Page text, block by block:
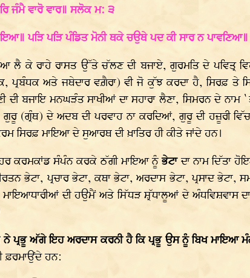
ਜੰਮੈ ਵਾਰੋ ਵਾਰ॥ ਸਲੋਕ ਮ: ੩
ਮਾਇਆ॥ ਪੜਿ ਪੜਿ ਪੰਡਿਤ ਮੋਨੀ ਥਕੇ ਚਉਥੇ ਪਦ ਕੀ ਸਾਰ ਨ
ਲੈ ਕੇ ਰਾਹੇ ਰਾਸਤ ਉੱਤੇ ਚੱਲਣ ਦੀ ਬਜਾਏ, ਗੁਰਮਤਿ ਦੇ ਪਵਿਤ੍ਰ
ਪ੍ਰਬੰਧਕ ਅਤੇ ਜਥੇਦਾਰ ਵਗ਼ੈਰਾ) ਵੀ ਜੋ ਕੁੱਝ ਕਰਦਾ ਹੈ, ਸਿਰਫ਼
ਦੀ ਬਜਾਇ ਮਨਘੜੰਤ ਸਾਖੀਆਂ ਦਾ ਸਹਾਰਾ ਲੈਣਾ, ਸਿਮਰਨ ਦੇ
ਗੁਰੂ (ਗ੍ਰੰਥ) ਦੇ ਅਦਬ ਦੀ ਪਰਵਾਹ ਨਾ ਕਰਦਿਆਂ, ਗੁਰੂ ਦੀ ਹਜ਼ੂਰੀ
ਸਿਰਫ਼ ਮਾਇਆ ਦੇ ਸੁਆਰਥ ਦੀ ਖ਼ਾਤਿਰ ਹੀ ਕੀਤੇ ਜਾਂਦੇ ਹਨ।
ਕਰਮਕਾਂਡ ਸੰਪੰਨ ਕਰਕੇ ਠੱਗੀ ਮਾਇਆ ਨੂੰਭੇਟਾਦਾ ਨਾਮ ਦਿੱਤਾ
ਭੇਟਾ, ਪ੍ਰਚਾਰ ਭੇਟਾ, ਕਥਾ ਭੇਟਾ, ਅਰਦਾਸ ਭੇਟਾ, ਪ੍ਰਸਾਦ
ਦੀ ਹਉਮੈਂ ਅਤੇ ਸਿੱਧੜ ਸ਼੍ਰੱਧਾਲੂਆਂ ਦੇ ਅੰਧਵਿਸ਼ਵਾਸ
ਨੇ ਪ੍ਰਭੂ ਅੱਗੇ ਇਹ ਅਰਦਾਸ ਕਰਨੀ ਹੈ ਕਿ ਪ੍ਰਭੂ ਉਸ ਨੂੰ ਬਿਖ
ਫ਼ਰਮਾਉਂਦੇ ਹਨ: